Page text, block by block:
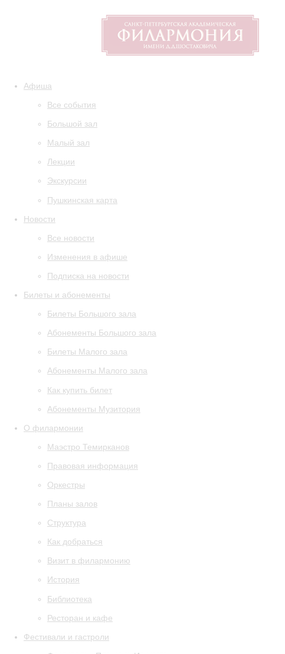
Афиша
Все события
Большой зал
Малый зал
Лекции
Экскурсии
Пушкинская карта
Новости
Все новости
Изменения в афише
Подписка на новости
Билеты и абонементы
Билеты Большого зала
Абонементы Большого зала
Билеты Малого зала
Абонементы Малого зала
Как купить билет
Абонементы Музитория
О филармонии
Маэстро Темирканов
Правовая информация
Оркестры
Планы залов
Структура
Как добраться
Визит в филармонию
История
Библиотека
Ресторан и кафе
Фестивали и гастроли